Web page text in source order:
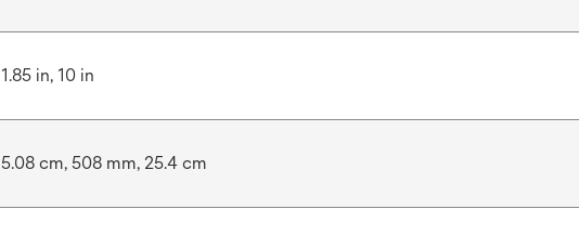
1.85 in, 10 in
5.08 cm, 508 mm, 25.4 cm